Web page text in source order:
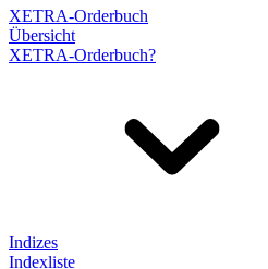
XETRA-Orderbuch
Übersicht
XETRA-Orderbuch?
Indizes
Indexliste